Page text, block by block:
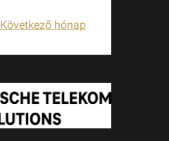
Következő hónap